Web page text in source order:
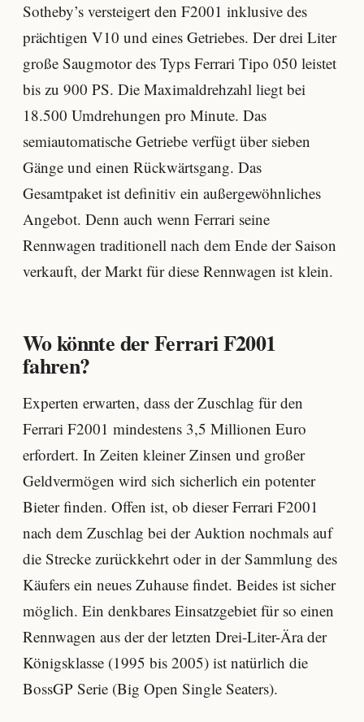
Sotheby’s versteigert den F2001 inklusive des
prächtigen V10 und eines Getriebes. Der drei Liter
große Saugmotor des Typs Ferrari Tipo 050 leistet
bis zu 900 PS. Die Maximaldrehzahl liegt bei
18.500 Umdrehungen pro Minute. Das
semiautomatische Getriebe verfügt über sieben
Gänge und einen Rückwärtsgang. Das
Gesamtpaket ist definitiv ein außergewöhnliches
Angebot. Denn auch wenn Ferrari seine
Rennwagen traditionell nach dem Ende der Saison
verkauft, der Markt für diese Rennwagen ist klein.
Wo könnte der Ferrari F2001
fahren?
Experten erwarten, dass der Zuschlag für den
Ferrari F2001 mindestens 3,5 Millionen Euro
erfordert. In Zeiten kleiner Zinsen und großer
Geldvermögen wird sich sicherlich ein potenter
Bieter finden. Offen ist, ob dieser Ferrari F2001
nach dem Zuschlag bei der Auktion nochmals auf
die Strecke zurückkehrt oder in der Sammlung des
Käufers ein neues Zuhause findet. Beides ist sicher
möglich. Ein denkbares Einsatzgebiet für so einen
Rennwagen aus der der letzten Drei-Liter-Ära der
Königsklasse (1995 bis 2005) ist natürlich die
BossGP Serie (Big Open Single Seaters).